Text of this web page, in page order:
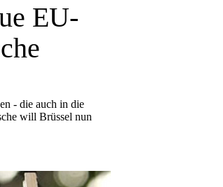
EU-
- die auch in die
will Brüssel nun